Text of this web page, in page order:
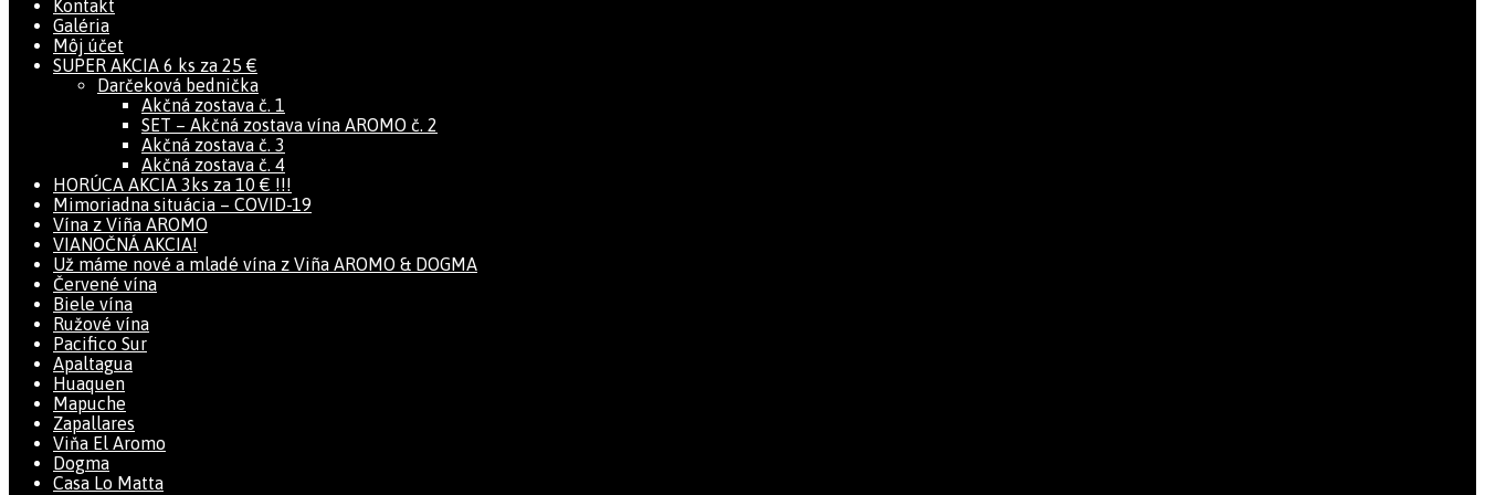
Kontakt
Galéria
Môj účet
SUPER AKCIA 6 ks za 25 €
Darčeková bednička
Akčná zostava č. 1
SET – Akčná zostava vína AROMO č. 2
Akčná zostava č. 3
Akčná zostava č. 4
HORÚCA AKCIA 3ks za 10 € !!!
Mimoriadna situácia – COVID-19
Vína z Viña AROMO
VIANOČNÁ AKCIA!
Už máme nové a mladé vína z Viña AROMO & DOGMA
Červené vína
Biele vína
Ružové vína
Pacifico Sur
Apaltagua
Huaquen
Mapuche
Zapallares
Viňa El Aromo
Dogma
Casa Lo Matta